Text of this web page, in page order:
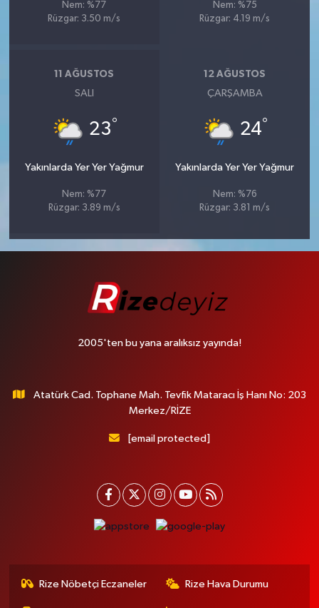
Nem: %77
Rüzgar: 3.50 m/s
Nem: %75
Rüzgar: 4.19 m/s
11 AĞUSTOS
SALI
23°
Yakınlarda Yer Yer Yağmur
Nem: %77
Rüzgar: 3.89 m/s
12 AĞUSTOS
ÇARŞAMBA
24°
Yakınlarda Yer Yer Yağmur
Nem: %76
Rüzgar: 3.81 m/s
2005'ten bu yana aralıksız yayında!
Atatürk Cad. Tophane Mah. Tevfik Mataracı İş Hanı No: 203
Merkez/RİZE
[email protected]
Rize Nöbetçi Eczaneler Rize Hava Durumu